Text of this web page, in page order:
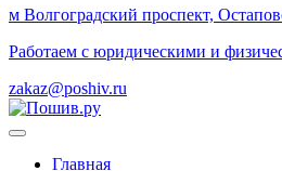
м Волгоградский проспект,
Работаем с юридическими и
zakaz@poshiv.ru
Главная